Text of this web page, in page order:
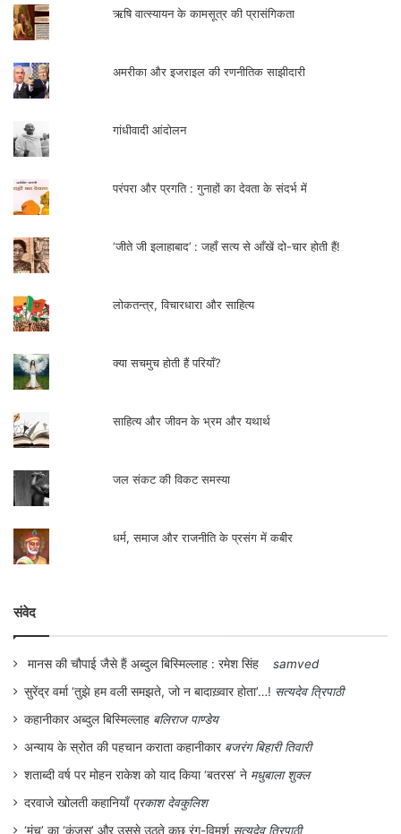
ऋषि वात्स्यायन के कामसूत्र की प्रासंगिकता
अमरीका और इजराइल की रणनीतिक साझीदारी
गांधीवादी आंदोलन
परंपरा और प्रगति : गुनाहों का देवता के संदर्भ में
‘जीते जी इलाहाबाद’ : जहाँ सत्य से आँखें दो-चार होती हैं!
लोकतन्त्र, विचारधारा और साहित्य
क्या सचमुच होती हैं परियाँ?
साहित्य और जीवन के भ्रम और यथार्थ
जल संकट की विकट समस्या
धर्म, समाज और राजनीति के प्रसंग में कबीर
संवेद
मानस की चौपाई जैसे हैं अब्दुल बिस्मिल्लाह : रमेश सिंह
samved
सुरेंद्र वर्मा ‘तुझे हम वली समझते, जो न बादाख़्वार होता’…! सत्यदेव त्रिपाठी
कहानीकार अब्दुल बिस्मिल्लाह बलिराज पाण्डेय
अन्याय के स्रोत की पहचान कराता कहानीकार बजरंग बिहारी तिवारी
शताब्दी वर्ष पर मोहन राकेश को याद किया ‘बतरस’ ने मधुबाला शुक्ल
दरवाजे खोलती कहानियाँ प्रकाश देवकुलिश
‘मंच’ का ‘कंजूस’ और उससे उठते कुछ रंग-विमर्श सत्यदेव त्रिपाठी